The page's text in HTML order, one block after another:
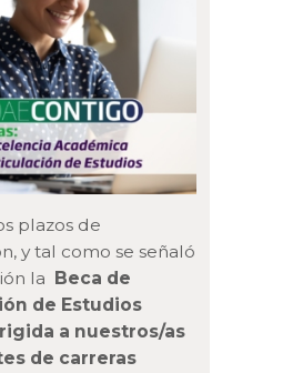
plazos de
y tal como se señaló
la Beca de
de Estudios
a nuestros/as
de carreras